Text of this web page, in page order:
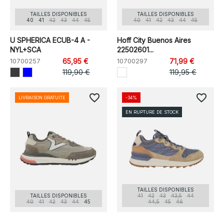
TAILLES DISPONIBLES
40
41 42 43 44 45
U SPHERICA ECUB-4 A -
NYL+SCA
10700257
65,95 €
119,90 €
TAILLES DISPONIBLES
40
41 42 43 44 45
Hoff City Buenos Aires
22502601...
10700297
71,99 €
119,95 €
TAILLES DISPONIBLES
40
41 42 43 44 45
LIVRAISON GRATUITE favorite_border
TAILLES DISPONIBLES
41
42 43 43,5
44
44,5
45 46
-34%
EN RUPTURE DE STOCK
favorite_border